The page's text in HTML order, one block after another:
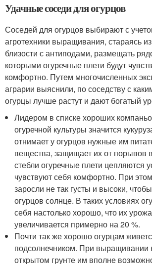
Удачные соседи для огурцов
Соседей для огурцов выбирают с
агротехники выращивания, стараясь
близости с антиподами, размещать
которыми огуречные плети будут
комфортно. Путем многочисленных
аграрии выяснили, по соседству с
огурцы лучше растут и дают богатый
Лидером в списке хороших
огуречной культуры значится
отнимает у огурцов нужные им
вещества, защищает их от порывов
стебли огуречные плети цепляются
чувствуют себя комфортно. При
заросли не так густы и высоки,
огурцов солнце. В таких условиях
себя настолько хорошо, что их
увеличивается примерно на 20 %.
Почти так же хорошо огурцам
подсолнечником. При выращивании
открытом грунте им вполне